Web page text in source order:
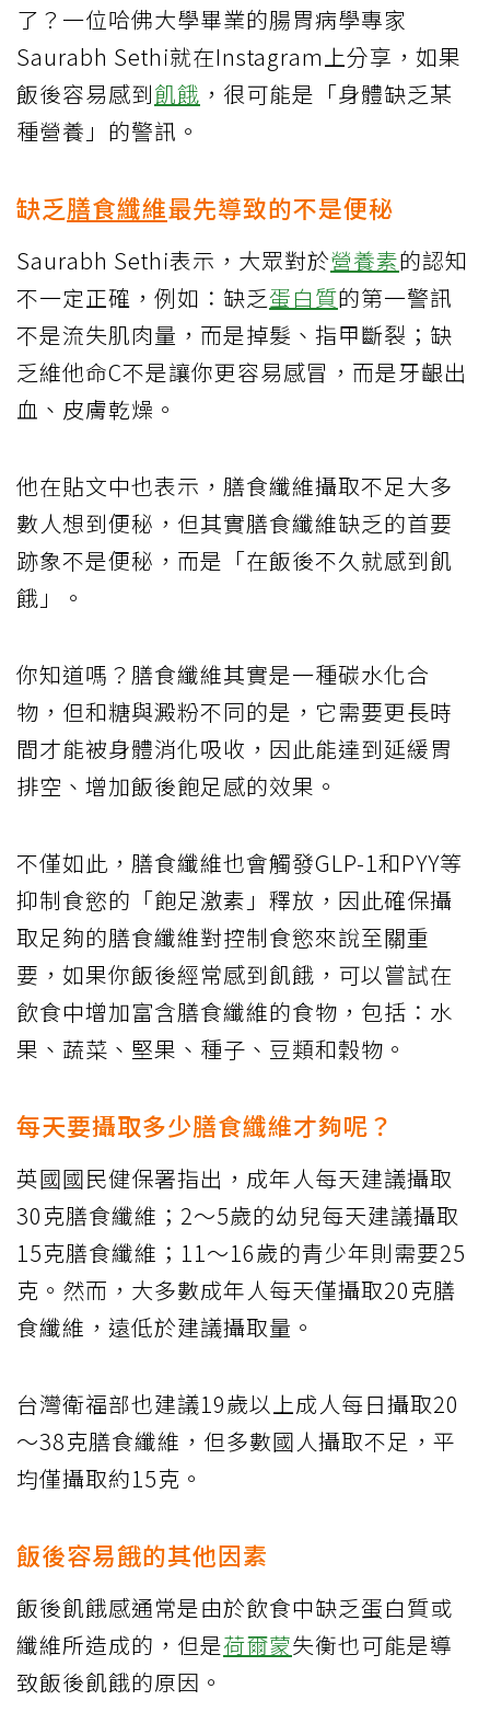
了？一位哈佛大學畢業的腸胃病學專家
Saurabh Sethi就在Instagram上分享，如果
飯後容易感到飢餓 ，很可能是「身體缺乏某
種營養」的警訊。
缺乏膳食纖維最先導致的不是便秘
Saurabh Sethi表示，大眾對於營養素的認知
不一定正確，例如：缺乏蛋白質的第一警訊
不是流失肌肉量，而是掉髮、指甲斷裂；缺
乏維他命C不是讓你更容易感冒，而是牙齦出
血、皮膚乾燥。
他在貼文中也表示，膳食纖維攝取不足大多
數人想到便秘，但其實膳食纖維缺乏的首要
跡象不是便秘，而是「在飯後不久就感到飢
餓」。
你知道嗎？膳食纖維其實是一種碳水化合
物，但和糖與澱粉不同的是，它需要更長時
間才能被身體消化吸收，因此能達到延緩胃
排空、增加飯後飽足感的效果。
不僅如此，膳食纖維也會觸發GLP-1和PYY等
抑制食慾的「飽足激素」釋放，因此確保攝
取足夠的膳食纖維對控制食慾來說至關重
要，如果你飯後經常感到飢餓，可以嘗試在
飲食中增加富含膳食纖維的食物，包括：水
果、蔬菜、堅果、種子、豆類和穀物。
每天要攝取多少膳食纖維才夠呢？
英國國民健保署指出，成年人每天建議攝取
30克膳食纖維；2～5歲的幼兒每天建議攝取
15克膳食纖維；11～16歲的青少年則需要25
克。然而，大多數成年人每天僅攝取20克膳
食纖維，遠低於建議攝取量。
台灣衛福部也建議19歲以上成人每日攝取20
～38克膳食纖維，但多數國人攝取不足，平
均僅攝取約15克。
飯後容易餓的其他因素
飯後飢餓感通常是由於飲食中缺乏蛋白質或
纖維所造成的，但是荷爾蒙失衡也可能是導
致飯後飢餓的原因。